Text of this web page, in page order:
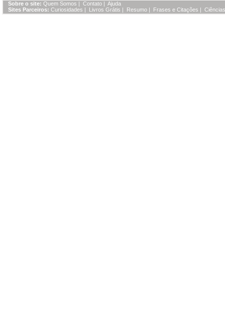
Sobre o site: Quem Somos | Contato | Ajuda
Sites Parceiros: Curiosidades | Livros Grátis | Resumo | Frases e Citações |